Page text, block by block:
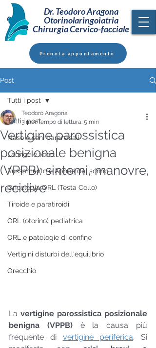
Dr. Teodoro Aragona
Otorinolaringoiatria
Chirurgia Cervico-facciale
Prenota appuntamento
Post
Tutti i post
Naso e seni paranasali
Laringe e voce
Russamento e Apnee del sonno
Oncologia ORL (Testa Collo)
Tiroide e paratiroidi
ORL (otorino) pediatrica
ORL e patologie di confine
Vertigini disturbi dell'equilibrio
Orecchio
Tutti i post
Vertigine parossistica
posizionale benigna
(VPPB): sintomi, manovre,
recidive
Teodoro Aragona
3 marTempo di lettura: 5 min
La vertigine parossistica posizionale
benigna (VPPB) è la causa più
frequente di vertigine periferica. Si